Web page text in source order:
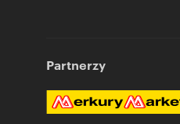
Partnerzy